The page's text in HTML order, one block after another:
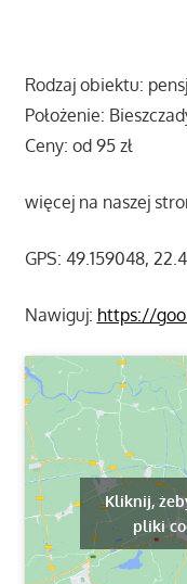
Rodzaj obiektu:
Położenie:
Ceny: od 95 zł
więcej na naszej
GPS: 49.159048,
Nawiguj: https://
Kliknij,
pliki